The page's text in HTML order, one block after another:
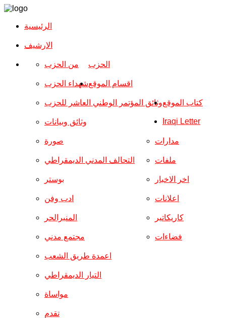
الرئيسية
الارشیف
الحزب من الحزب
شهداء الحزب
وثائق المؤتمر الوطني العاشر للحزب
وثائق وبيانات
اقسام الموقع
صورة
التحالف المدني الديمقراطي
بوستر
ادب وفن
المنبرالحر
مجتمع مدني
مدارات
ملفات
اخر الاخبار
اعلانات
كاريكاتير
فضاءات
اعمدة طريق الشعب
التيار الديمقراطي
مواساة
تقدم
كتاب الموقع
Iraqi Letter